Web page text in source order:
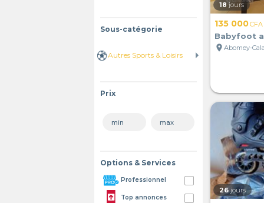
Sous-catégorie
Prix
Options & Services
Professionnel
Top annonces
18 jours
135 000CFA
Babyfoot
location_on Abomey-
26 jours